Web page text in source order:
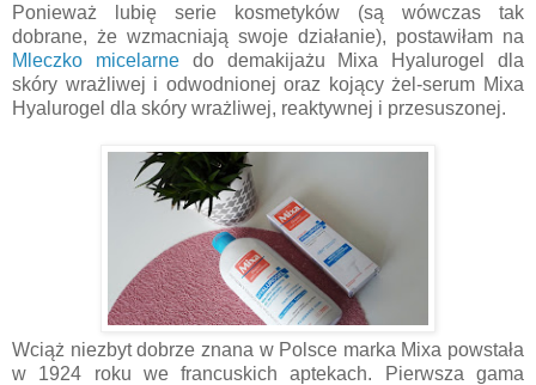
Ponieważ lubię serie kosmetyków (są wówczas tak
dobrane, że wzmacniają swoje działanie), postawiłam na
Mleczko micelarnedo demakijażu Mixa Hyalurogel dla
skóry wrażliwej i odwodnionej oraz kojący żel-serum Mixa
Hyalurogel dla skóry wrażliwej, reaktywnej i przesuszonej.
Wciąż niezbyt dobrze znana w Polsce marka Mixa powstała
w 1924 roku we francuskich aptekach. Pierwsza gama